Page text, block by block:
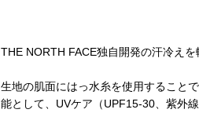
THE NORTH FACE独自開発の汗冷え
生地の肌面にはっ水糸を使用すること
能として、UVケア（UPF15-30、紫外